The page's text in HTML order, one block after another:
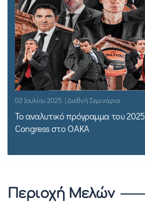
02 Ιουλίου 2025 | Διεθνή Σεμινάρια
Το αναλυτικό πρόγραμμα του
Congress στο ΟΑΚΑ
Περιοχή Μελών